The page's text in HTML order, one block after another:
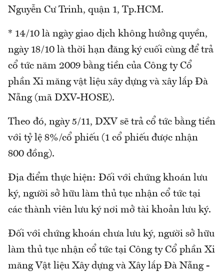
Nguyễn Cư Trinh, quận 1, Tp.HCM.
* 14/10 là ngày giao dịch không hưởng quyền,
ngày 18/10 là thời hạn đăng ký cuối cùng để trả
cổ tức năm 2009 bằng tiền của Công ty Cổ
phần Xi măng vật liệu xây dựng và xây lắp Đà
Nẵng (mã DXV-HOSE).
Theo đó, ngày 5/11, DXV sẽ trả cổ tức bằng tiền
với tỷ lệ 8%/cổ phiếu (1 cổ phiếu được nhận
800 đồng).
Địa điểm thực hiện: Đối với chứng khoán lưu
ký, người sở hữu làm thủ tục nhận cổ tức tại
các thành viên lưu ký nơi mở tài khoản lưu ký.
Đối với chứng khoán chưa lưu ký, người sở hữu
làm thủ tục nhận cổ tức tại Công ty Cổ phần Xi
măng Vật liệu Xây dựng và Xây lắp Đà Nẵng -